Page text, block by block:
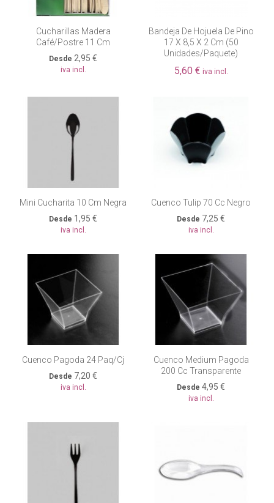
Cucharillas Madera
Café/postre 11 Cm
Desde 2,95 €
iva incl.
Bandeja De Hojuela De Pino
17 X 8,5 X 2 Cm (50
Unidades/paquete)
5,60 € iva incl.
Mini Cucharita 10 Cm Negra
Desde 1,95 €
iva incl.
Cuenco Tulip 70 Cc Negro
Desde 7,25 €
iva incl.
Cuenco Pagoda 24 Paq/cj
Desde 7,20 €
iva incl.
Cuenco Medium Pagoda
200 Cc Transparente
Desde 4,95 €
iva incl.